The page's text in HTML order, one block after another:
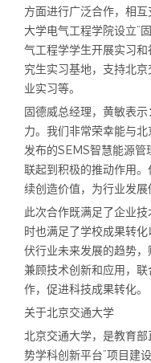
方面进行广泛合作，相
大学电气工程学院设立“
气工程学学生开展实习
究生实习基地，支持北
业实习等。
固德威总经理，黄敏表
力。我们非常荣幸能与
发布的SEMS智慧能源管
联起到积极的推动作用
续创造价值，为行业发展
此次合作既满足了企业
时也满足了学校成果转
伏行业未来发展的趋势，
兼顾技术创新和应用，
作，促进科技成果转化。
关于北京交通大学
北京交通大学，是教育
势学科创新平台”项目建